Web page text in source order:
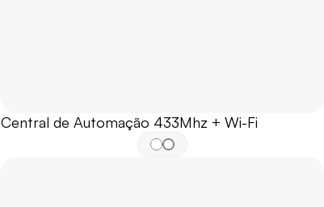
Central de Automação 433Mhz + Wi-Fi